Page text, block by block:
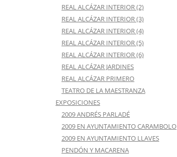
REAL ALCÁZAR INTERIOR (2)
REAL ALCÁZAR INTERIOR (3)
REAL ALCÁZAR INTERIOR (4)
REAL ALCÁZAR INTERIOR (5)
REAL ALCÁZAR INTERIOR (6)
REAL ALCÁZAR JARDINES
REAL ALCÁZAR PRIMERO
TEATRO DE LA MAESTRANZA
EXPOSICIONES
2009 ANDRÉS PARLADÉ
2009 EN AYUNTAMIENTO CARAMBOLO
2009 EN AYUNTAMIENTO LLAVES
PENDÓN Y MACARENA